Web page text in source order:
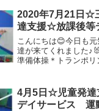
ドを狙って上手に投
た🙆☆サー...
2020年7月21日☆
達支援☆放課後等
こんにちは😊今日も
達が来てくれました
準備体操＊トランポ
ク♪ピアノの音をよく
した＼(^o^...
4月5日☆児童発
デイサービス